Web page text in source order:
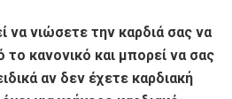
να νιώσετε την καρδιά σας να
κανονικό και μπορεί να σας
αν δεν έχετε καρδιακή